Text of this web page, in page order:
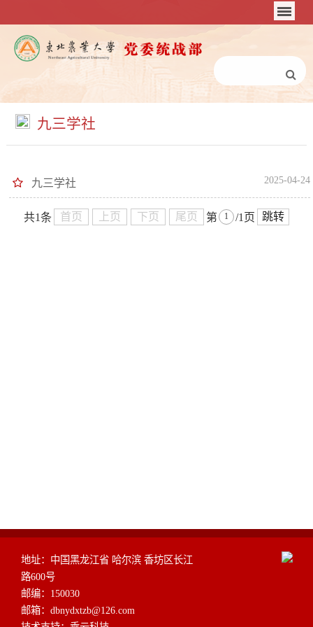
九三学社
九三学社 2025-04-24
共1条 首页 上页 下页 尾页 第 /1页 跳转
地址：中国黑龙江省 哈尔滨 香坊区长江
路600号
邮编：150030
邮箱：dbnydxtzb@126.com